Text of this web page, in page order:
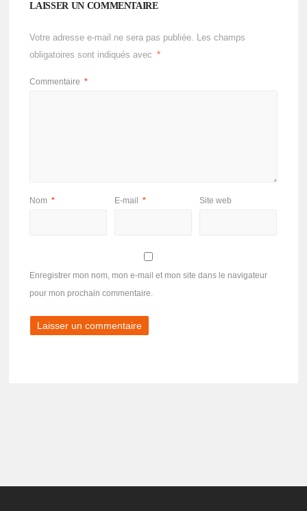
LAISSER UN COMMENTAIRE
Votre adresse e-mail ne sera pas publiée. Les champs
obligatoires sont indiqués avec
*
Commentaire *
Nom * E-mail * Site web
Enregistrer mon nom, mon e-mail et mon site dans le navigateur
pour mon prochain commentaire.